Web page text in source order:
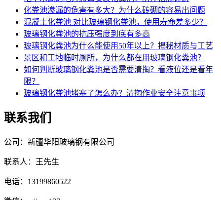
化粪池渗漏的危害有多大？为什么砖砌的容易出问题
混凝土化粪池 对比玻璃钢化粪池，使用寿命差多少？
玻璃钢化粪池的抗压强度到底有多高
玻璃钢化粪池为什么能使用50年以上？揭秘材质与工艺
景区和工地临时厕所，为什么都在用玻璃钢化粪池？
如何判断玻璃钢化粪池是否需要清掏？看液位还是看年
限？
玻璃钢化粪池堵塞了怎么办？清掏作业安全注意事项
联系我们
公司：新疆华阳玻璃钢有限公司
联系人：王先生
电话：13199860522